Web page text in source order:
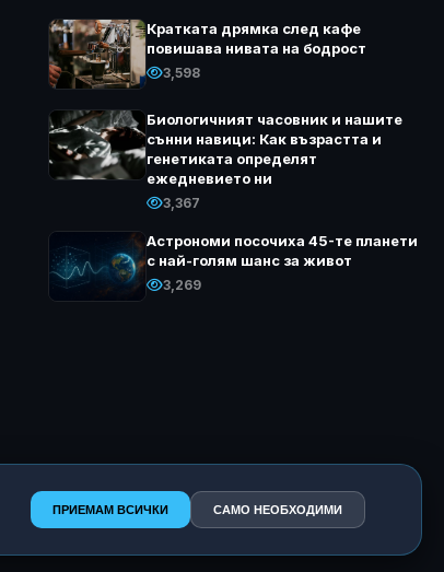
Кратката дрямка след кафе
повишава нивата на бодрост
3,598
Биологичният часовник и нашите
сънни навици: Как възрастта и
генетиката определят
ежедневието ни
3,367
Астрономи посочиха 45-те планети
с най-голям шанс за живот
3,269
ПРИЕМАМ ВСИЧКИ САМО НЕОБХОДИМИ